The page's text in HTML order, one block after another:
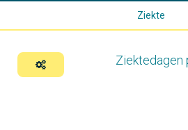
Ziekte
Personeelsbestand
Ziektedagen